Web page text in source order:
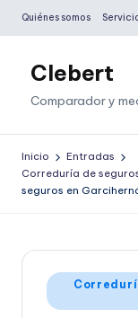
Saltar
contenido
Quiénes somos
Clebert
Comparador y
Inicio
Entradas
Correduría de
seguros en
Publicado
en